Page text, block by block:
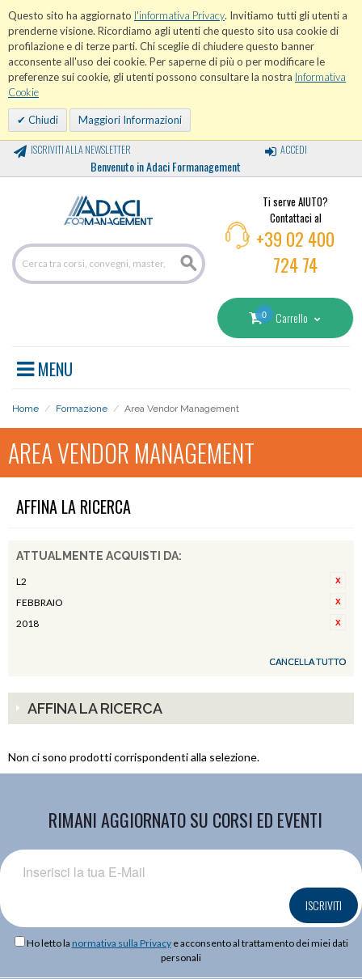
Questo sito ha aggiornato l'informativa Privacy. Invitiamo tutti gli utenti a
prenderne visione. Ricordiamo agli utenti che questo sito usa cookie di
profilazione e di terze parti. Chi sceglie di chiudere questo banner
acconsente all'uso dei cookie. Per saperne di più o per modificare le
preferenze sui cookie, gli utenti possono consultare la nostra Informativa
Cookie
Chiudi Maggiori Informazioni
ISCRIVITI ALLA NEWSLETTER
Benvenuto in Adaci Formanagement
ACCEDI
Ti serve AIUTO?
Contattaci al
+39 02 400
724 74
0 Carrello
MENU
Home / Formazione / Area Vendor Management
AREA VENDOR MANAGEMENT
AFFINA LA RICERCA
ATTUALMENTE ACQUISTI DA:
L2
FEBBRAIO
2018
CANCELLA TUTTO
AFFINA LA RICERCA
Non ci sono prodotti corrispondenti alla selezione.
RIMANI AGGIORNATO SU CORSI ED EVENTI
ISCRIVITI
Ho letto la normativa sulla Privacye acconsento al trattamento dei miei dati
personali